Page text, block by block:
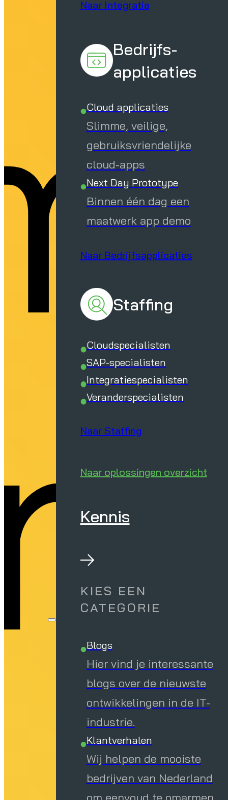
Naar Integratie
Bedrijfs-
applicaties
Cloud applicaties
Slimme, veilige,
gebruiksvriendelijke
cloud-apps
Next Day Prototype
Binnen één dag een
maatwerk app demo
Naar Bedrijfsapplicaties
Staffing
Cloudspecialisten
SAP-specialisten
Integratiespecialisten
Veranderspecialisten
Naar Staffing
Naar oplossingen overzicht
Kennis
KIES EEN
CATEGORIE
Blogs
Hier vind je interessante
blogs over de nieuwste
ontwikkelingen in de IT-
industrie.
Klantverhalen
Wij helpen de mooiste
bedrijven van Nederland